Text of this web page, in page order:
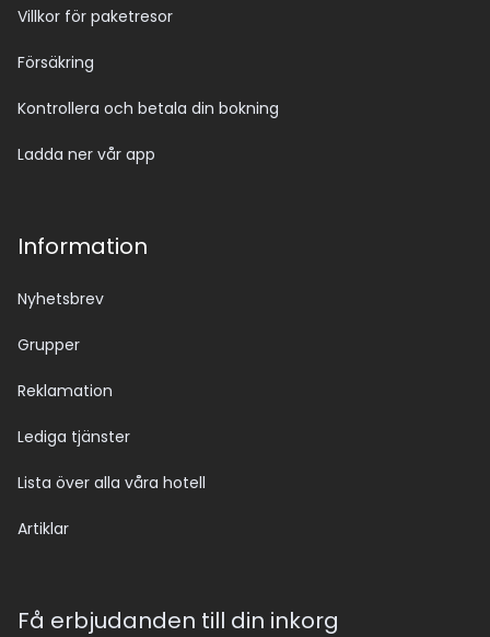
Villkor för paketresor
Försäkring
Kontrollera och betala din bokning
Ladda ner vår app
Information
Nyhetsbrev
Grupper
Reklamation
Lediga tjänster
Lista över alla våra hotell
Artiklar
Få erbjudanden till din inkorg